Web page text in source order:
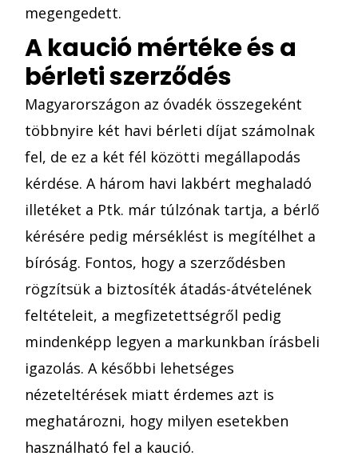
megengedett.
A kaució mértéke és a
bérleti szerződés
Magyarországon az óvadék összegeként
többnyire két havi bérleti díjat számolnak
fel, de ez a két fél közötti megállapodás
kérdése. A három havi lakbért meghaladó
illetéket a Ptk. már túlzónak tartja, a bérlő
kérésére pedig mérséklést is megítélhet a
bíróság. Fontos, hogy a szerződésben
rögzítsük a biztosíték átadás-átvételének
feltételeit, a megfizetettségről pedig
mindenképp legyen a markunkban írásbeli
igazolás. A későbbi lehetséges
nézeteltérések miatt érdemes azt is
meghatározni, hogy milyen esetekben
használható fel a kaució.